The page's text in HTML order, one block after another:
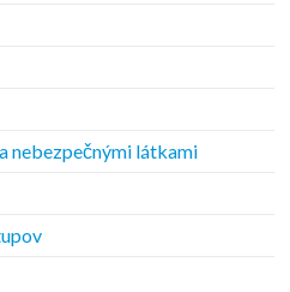
nebezpečnými látkami